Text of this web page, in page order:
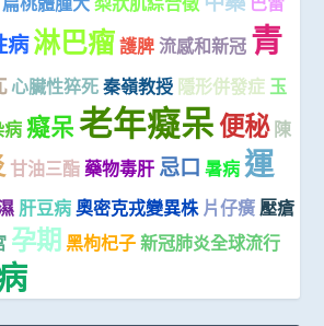
病淋巴瘤 護脾 流感和新冠 青
心臟性猝死 秦嶺教授 隱形併發症 玉
病 癡呆老年癡呆便秘 陳
甘油三酯 藥物毒肝 忌口 暑病 運
肝豆病 奧密克戎變異株 片仔癀 壓瘡
孕期 黑枸杞子 新冠肺炎全球流行